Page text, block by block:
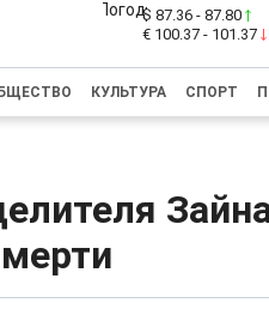
$ 87.36 - 87.80
€ 100.37 - 101.37
КУЛЬТУРА СПОРТ